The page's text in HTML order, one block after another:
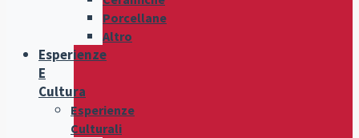
Porcellane
Altro
Esperienze
E
Cultura
Esperienze
Culturali